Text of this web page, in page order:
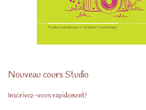
Nouveau cours Studio
Inscrivez-vous rapidement!